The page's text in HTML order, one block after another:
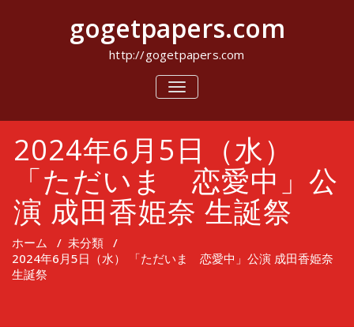
キ
gogetpapers.com
http://gogetpapers.com
ナ
ビ
シ
ョ
ン
り
替
2024年6月5日（水）
「ただいま 恋愛中」公
演 成田香姫奈 生誕祭
ホーム / 未分類 /
2024年6月5日（水） 「ただいま 恋愛中」公演 成田香姫奈
生誕祭